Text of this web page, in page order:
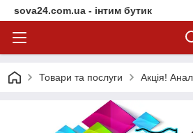
sova24.com.ua - інтим бутик
Товари та послуги Акція!